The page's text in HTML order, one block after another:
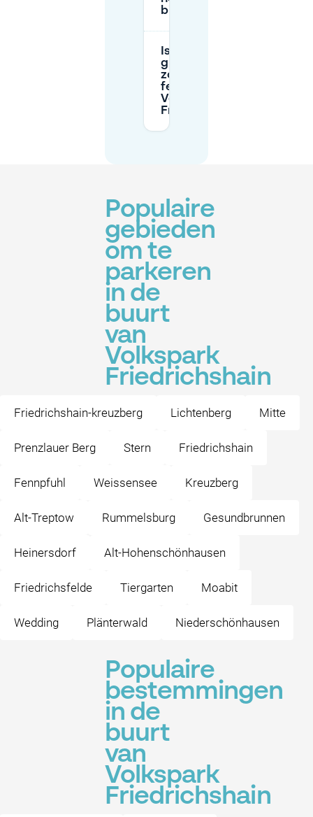
bij het park?
Is parkeren
gratis op
zondagen of
feestdagen bij
Volkspark
Friedrichshain?
Populaire
gebieden
om te
parkeren
in de
buurt
van
Volkspark
Friedrichshain
Friedrichshain-kreuzberg Lichtenberg Mitte
Prenzlauer Berg Stern Friedrichshain
Fennpfuhl Weissensee Kreuzberg
Alt-Treptow Rummelsburg Gesundbrunnen
Heinersdorf Alt-Hohenschönhausen
Friedrichsfelde Tiergarten Moabit
Wedding Plänterwald Niederschönhausen
Populaire
bestemmingen
in de
buurt
van
Volkspark
Friedrichshain